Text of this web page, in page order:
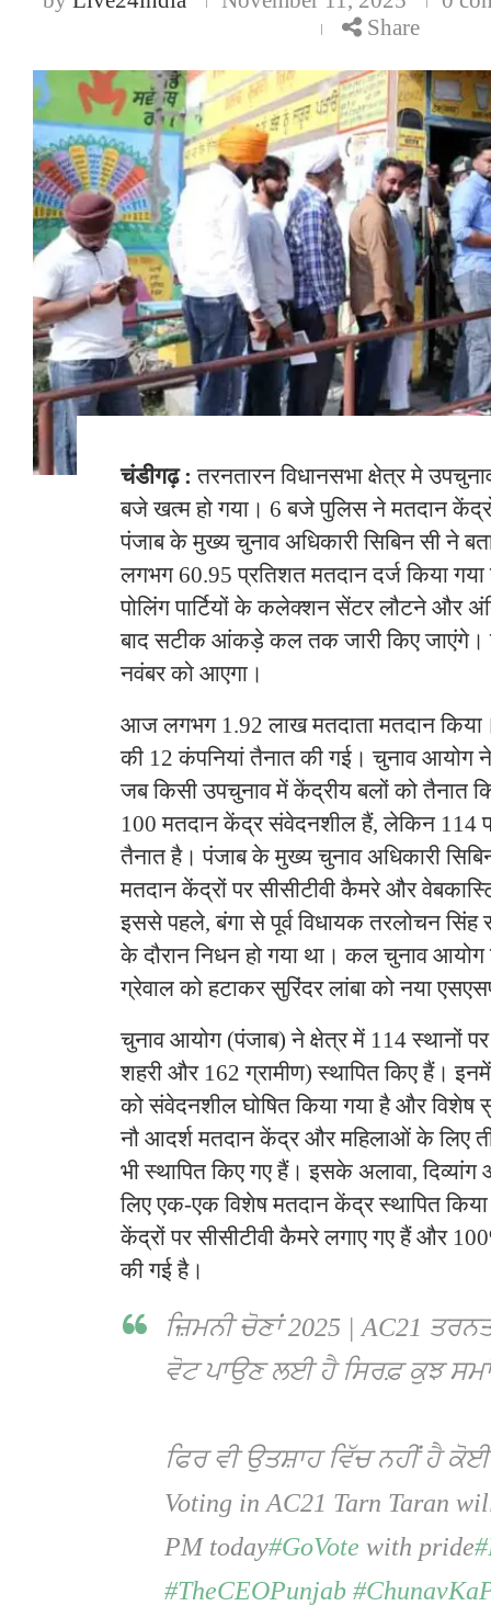
Share
चंडीगढ़ : तरनतारन विधानसभा क्षेत्र मे
बजे खत्म हो गया। 6 बजे पुलिस ने मतदान
पंजाब के मुख्य चुनाव अधिकारी सिबिन सी ने
लगभग 60.95 प्रतिशत मतदान दर्ज किया
पोलिंग पार्टियों के कलेक्शन सेंटर लौटने और
बाद सटीक आंकड़े कल तक जारी किए जाएंगे।
नवंबर को आएगा।
आज लगभग 1.92 लाख मतदाता मतदान
की 12 कंपनियां तैनात की गई। चुनाव आयोग
जब किसी उपचुनाव में केंद्रीय बलों को तैनात
100 मतदान केंद्र संवेदनशील हैं, लेकिन 114
तैनात है। पंजाब के मुख्य चुनाव अधिकारी
मतदान केंद्रों पर सीसीटीवी कैमरे और
इससे पहले, बंगा से पूर्व विधायक तरलोचन
के दौरान निधन हो गया था। कल चुनाव
ग्रेवाल को हटाकर सुरिंदर लांबा को नया
चुनाव आयोग (पंजाब) ने क्षेत्र में 114 स्थानों
शहरी और 162 ग्रामीण) स्थापित किए हैं।
को संवेदनशील घोषित किया गया है और विशेष
नौ आदर्श मतदान केंद्र और महिलाओं के लिए
भी स्थापित किए गए हैं। इसके अलावा,
लिए एक-एक विशेष मतदान केंद्र स्थापित
केंद्रों पर सीसीटीवी कैमरे लगाए गए हैं और
की गई है।
ਜ਼ਿਮਨੀ ਚੋਣਾਂ 2025 | AC21
ਵੋਟ ਪਾਉਣ ਲਈ ਹੈ ਸਿਰਫ਼ ਕੁਝ ਸਮਾਂ
ਫਿਰ ਵੀ ਉਤਸ਼ਾਹ ਵਿੱਚ ਨਹੀਂ ਹੈ ਕੋਈ
Voting in AC21 Tarn Taran
PM today#GoVote with pride
#TheCEOPunjab